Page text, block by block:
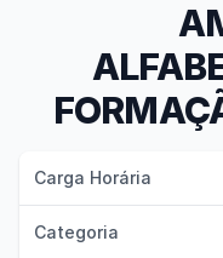
Carga Horária
Categoria